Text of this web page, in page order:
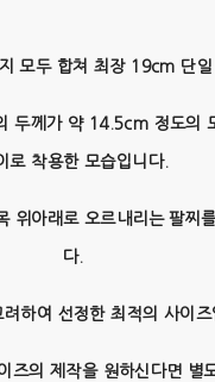
모두 합쳐 최장 19cm 단
두께가 약 14.5cm 정도의
로 착용한 모습입니다.
위아래로 오르내리는 팔찌
다.
려하여 선정한 최적의 사이즈
즈의 제작을 원하신다면 별